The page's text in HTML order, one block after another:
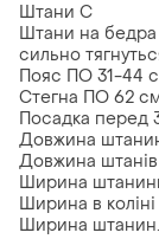
Штани С
Штани на бедра
сильно
Пояс ПО 31-44
Стегна ПО 62
Посадка перед
Довжина
Довжина
Ширина
Ширина в
Ширина